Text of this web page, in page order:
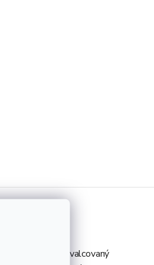
Oceľový plech valcovaný